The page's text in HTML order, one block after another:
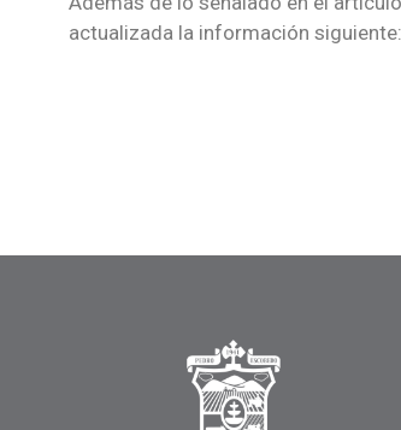
actualizada la información siguiente: